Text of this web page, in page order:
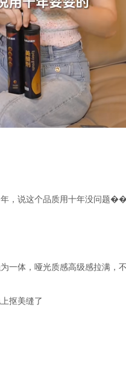
年，说这个品质用十年没问题
一体，哑光质感高级感拉满，
抠美缝了